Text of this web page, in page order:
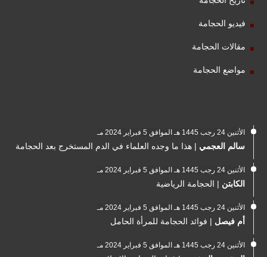
فيديو الحجامة
مقالات الحجامة
مواضع الحجامة
الأثنين 24 رجب 1445 هـ الموافق 5 فبراير 2024 مـ
سالم العجمي | هذا ما وجده العلماء في الدم المستخرج بعد الحجامة
الأثنين 24 رجب 1445 هـ الموافق 5 فبراير 2024 مـ
الكابتن | الحجامة الرياضية
الأثنين 24 رجب 1445 هـ الموافق 5 فبراير 2024 مـ
أم فيصل | فوائد الحجامة للمرأة الحامل
الأثنين 24 رجب 1445 هـ الموافق 5 فبراير 2024 مـ